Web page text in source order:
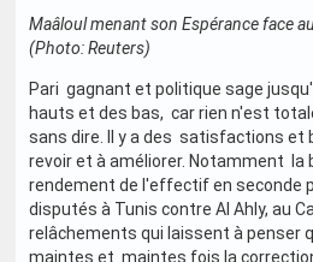
Maâloul menant son Espérance face
(Photo: Reuters)
Pari gagnant et politique sage
hauts et des bas, car rien n'est
sans dire. Il y a des satisfactions et
revoir et à améliorer. Notamment la
rendement de l'effectif en seconde
disputés à Tunis contre Al Ahly, au
relâchements qui laissent à penser
maintes et maintes fois la